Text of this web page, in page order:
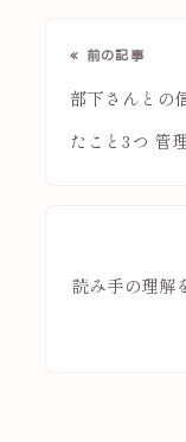
« 前の記事
部下さんとの
たこと3つ 管
読み手の理解